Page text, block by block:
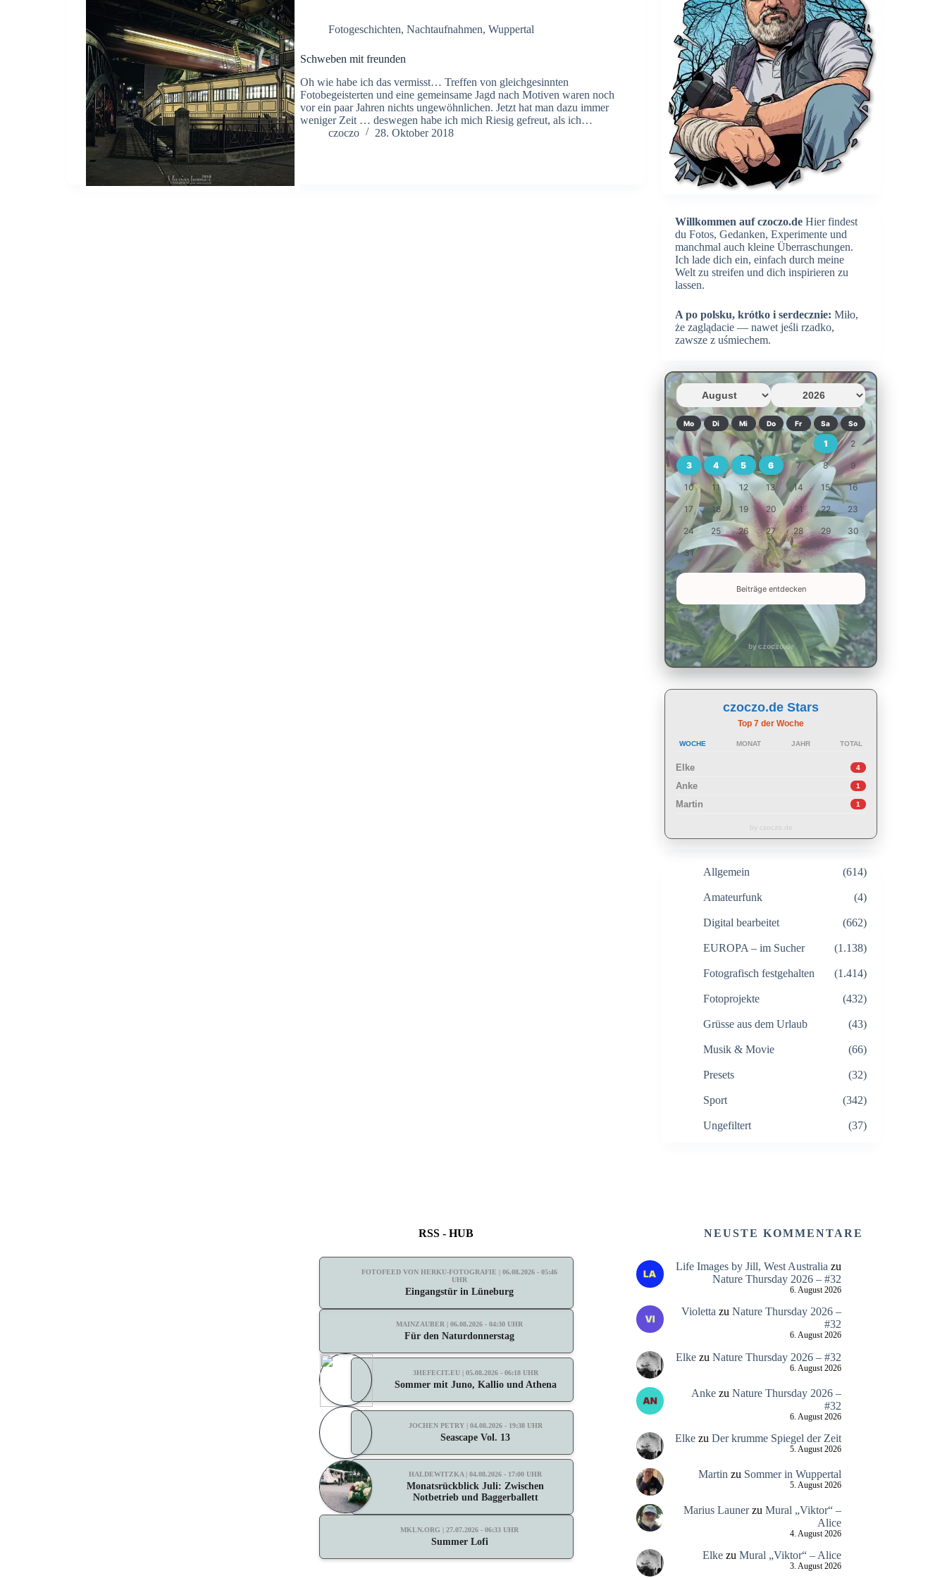
Fotogeschichten,Nachtaufnahmen,Wuppertal
Schweben mit freunden
Oh wie habe ich das vermisst… Treffen von gleichgesinnten
Fotobegeisterten und eine gemeinsame Jagd nach Motiven waren noch
vor ein paar Jahren nichts ungewöhnlichen. Jetzt hat man dazu immer
weniger Zeit … deswegen habe ich mich Riesig gefreut, als ich…
czoczo
28. Oktober 2018
Willkommen auf czoczo.de Hier findest
du Fotos, Gedanken, Experimente und
manchmal auch kleine Überraschungen.
Ich lade dich ein, einfach durch meine
Welt zu streifen und dich inspirieren zu
lassen.
A po polsku, krótko i serdecznie: Miło,
że zaglądacie — nawet jeśli rzadko,
zawsze z uśmiechem.
Mo Di Mi Do Fr Sa So
1 2
3 4 5 6 7 8 9
10 11 12 13 14 15 16
17 18 19 20 21 22 23
24 25 26 27 28 29 30
31
Beiträge entdecken
by czoczo.de
czoczo.de Stars
Top 7 der Woche
WOCHE MONAT JAHR TOTAL
Elke 4
Anke 1
Martin 1
by czoczo.de
Allgemein (614)
Amateurfunk (4)
Digital bearbeitet (662)
EUROPA – im Sucher (1.138)
Fotografisch festgehalten (1.414)
Fotoprojekte (432)
Grüsse aus dem Urlaub (43)
Musik & Movie (66)
Presets (32)
Sport (342)
Ungefiltert (37)
RSS - HUB
FOTOFEED VON HERKU-FOTOGRAFIE | 06.08.2026 - 05:46
UHR
Eingangstür in Lüneburg
MAINZAUBER | 06.08.2026 - 04:30 UHR
Für den Naturdonnerstag
3HEFECIT.EU | 05.08.2026 - 06:18 UHR
Sommer mit Juno, Kallio und Athena
JOCHEN PETRY | 04.08.2026 - 19:38 UHR
Seascape Vol. 13
HALDEWITZKA | 04.08.2026 - 17:00 UHR
Monatsrückblick Juli: Zwischen
Notbetrieb und Baggerballett
MKLN.ORG | 27.07.2026 - 06:33 UHR
Summer Lofi
NEUSTE KOMMENTARE
Life Images by Jill, West Australia zu
Nature Thursday 2026 – #32
6. August 2026
Violetta zu Nature Thursday 2026 –
#32
6. August 2026
Elkezu Nature Thursday 2026 – #32
6. August 2026
Ankezu Nature Thursday 2026 –
#32
6. August 2026
Elkezu Der krumme Spiegel der Zeit
5. August 2026
Martin zu Sommer in Wuppertal
5. August 2026
Marius Launerzu Mural „Viktor“ –
Alice
4. August 2026
Elkezu Mural „Viktor“ – Alice
3. August 2026